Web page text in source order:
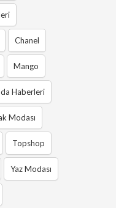
Chanel
Mango
Haberleri
Modası
Topshop
Yaz Modası